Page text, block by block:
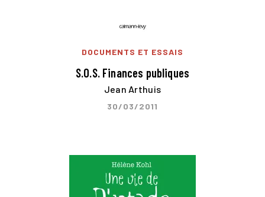
DOCUMENTS ET ESSAIS
S.O.S. Finances publiques
Jean Arthuis
30/03/2011